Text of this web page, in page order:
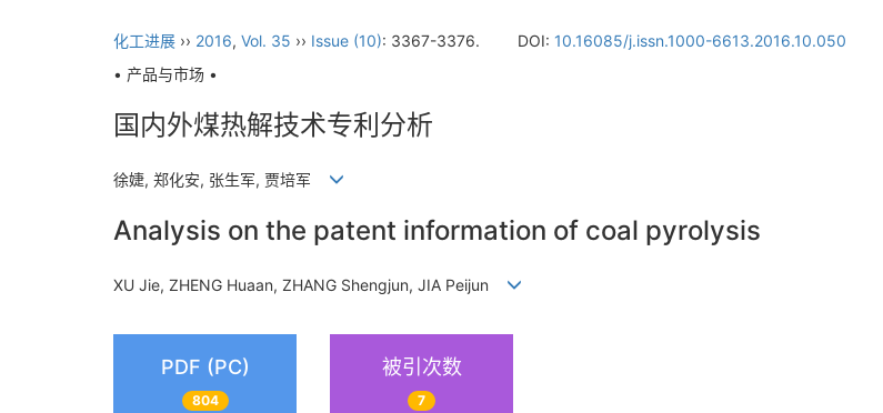
化工进展 ›› 2016, Vol. 35 ›› Issue (10): 3367-3376. DOI: 10.16085/j.issn.1000-6613.2016.10.050
• 产品与市场 •
国内外煤热解技术专利分析
徐婕, 郑化安, 张生军, 贾培军
Analysis on the patent information of coal pyrolysis
XU Jie, ZHENG Huaan, ZHANG Shengjun, JIA Peijun
PDF (PC)
804
被引次数
7